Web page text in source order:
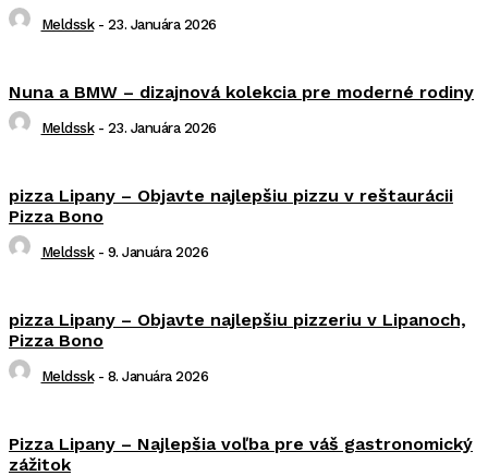
Meldssk - 23. Januára 2026
Nuna a BMW – dizajnová kolekcia pre moderné rodiny
Meldssk - 23. Januára 2026
pizza Lipany – Objavte najlepšiu pizzu v reštaurácii
Pizza Bono
Meldssk - 9. Januára 2026
pizza Lipany – Objavte najlepšiu pizzeriu v Lipanoch,
Pizza Bono
Meldssk - 8. Januára 2026
Pizza Lipany – Najlepšia voľba pre váš gastronomický
zážitok